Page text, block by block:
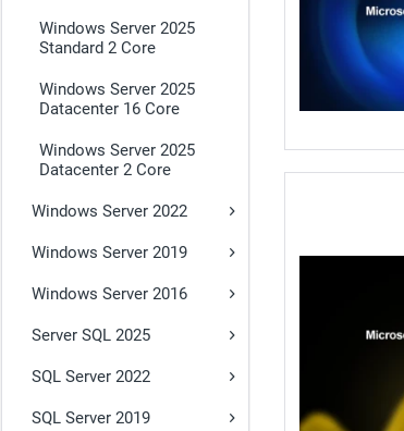
Windows Server 2025
Standard 2 Core
Windows Server 2025
Datacenter 16 Core
Windows Server 2025
Datacenter 2 Core
Windows Server 2022
Windows Server 2019
Windows Server 2016
Server SQL 2025
SQL Server 2022
SQL Server 2019